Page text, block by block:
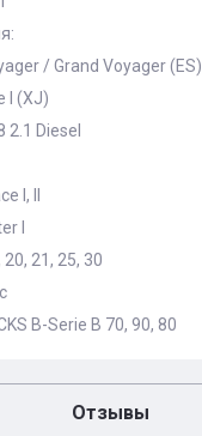
/ Grand Voyager (ES)
I (XJ)
2.1 Diesel
I, II
I
20, 21, 25, 30
B-Serie B 70, 90, 80
Отзывы